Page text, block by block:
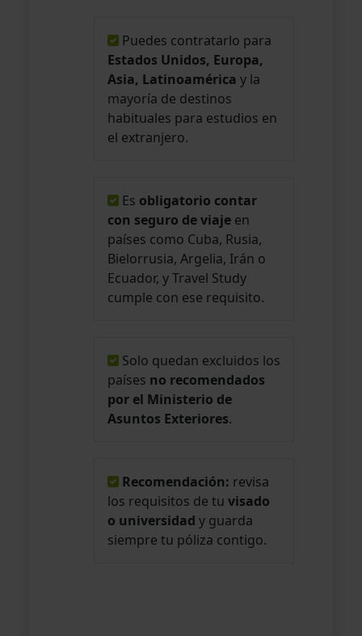
Puedes contratarlo para
Estados Unidos, Europa,
Asia, Latinoamérica y la
mayoría de destinos
habituales para estudios en
el extranjero.
Es obligatorio contar
con seguro de viaje en
países como Cuba, Rusia,
Bielorrusia, Argelia, Irán o
Ecuador, y Travel Study
cumple con ese requisito.
Solo quedan excluidos los
países no recomendados
por el Ministerio de
Asuntos Exteriores.
Recomendación: revisa
los requisitos de tu visado
o universidad y guarda
siempre tu póliza contigo.